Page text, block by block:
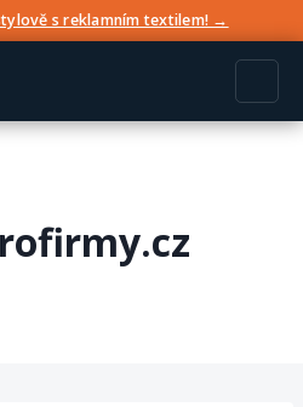
s reklamním textilem! →